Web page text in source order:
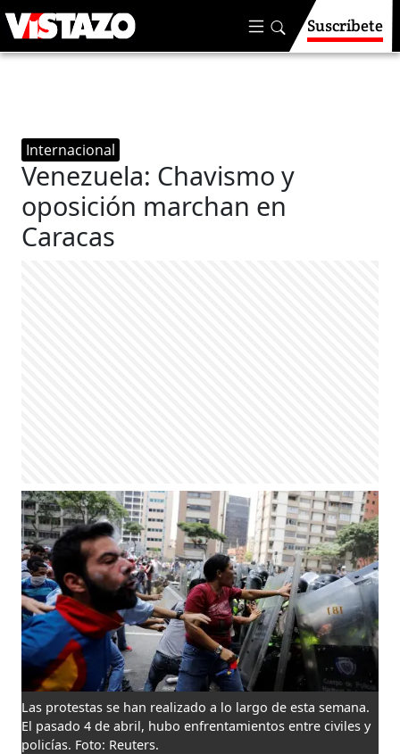
Suscríbete
Internacional
Venezuela: Chavismo y
oposición marchan en
Caracas
Las protestas se han realizado a lo largo de esta semana.
El pasado 4 de abril, hubo enfrentamientos entre civiles y
policías. Foto: Reuters.